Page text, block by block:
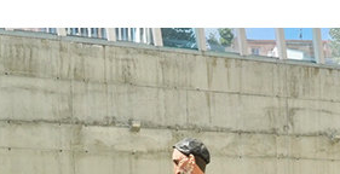
jaietako bertso-